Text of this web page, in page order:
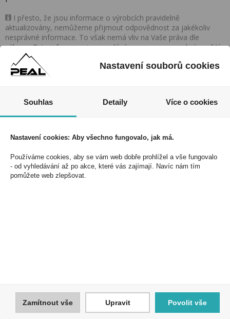
I přesto, že jsou informace o výrobcích pravidelně
aktualizovány, nemůžeme přijmout odpovědnost za jakékoliv
nesprávné informace. To však nemá vliv na Vaše práva dle
zákona. Tyto informace jsou podávány pouze pro osobní použití
a nemohou být jakkoliv kopírovány bez předchozího souhlasu
DonPealo ani bez řádného uvedení zdroje.
Nezmeškejte naše akce a slevy!
Jednoduše se přihlaste k odběru novinek a využijte
exkluzivních výhod!
Česká republika
Nastavení souborů cookies
Souhlas Detaily Více o cookies
Nastavení cookies: Aby všechno fungovalo, jak má.
Používáme cookies, aby se vám web dobře prohlížel a vše fungovalo
- od vyhledávání až po akce, které vás zajímají. Navíc nám tím
pomůžete web zlepšovat.
Zamítnout vše Upravit Povolit vše